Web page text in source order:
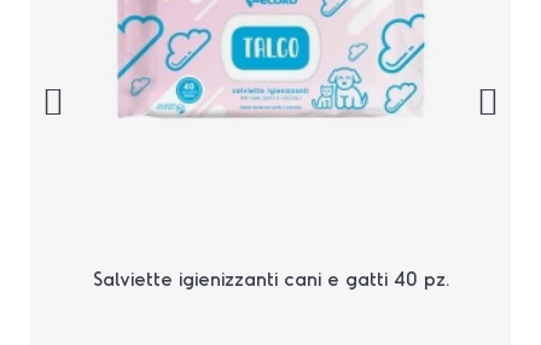
Salviette igienizzanti cani e gatti 40 pz.